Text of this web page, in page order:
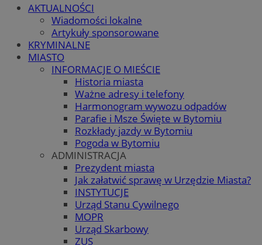
AKTUALNOŚCI
Wiadomości lokalne
Artykuły sponsorowane
KRYMINALNE
MIASTO
INFORMACJE O MIEŚCIE
Historia miasta
Ważne adresy i telefony
Harmonogram wywozu odpadów
Parafie i Msze Święte w Bytomiu
Rozkłady jazdy w Bytomiu
Pogoda w Bytomiu
ADMINISTRACJA
Prezydent miasta
Jak załatwić sprawę w Urzędzie Miasta?
INSTYTUCJE
Urząd Stanu Cywilnego
MOPR
Urząd Skarbowy
ZUS